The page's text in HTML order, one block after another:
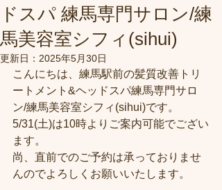
ドスパ 練馬専門サロン/練
馬美容室シフィ(sihui)
更新日： 2025年5月30日
こんにちは、練馬駅前の髪質改善トリ
ートメント&ヘッドスパ練馬専門サロ
ン/練馬美容室シフィ(sihui)です。
5/31(土)は10時よりご案内可能でござい
ます。
尚、直前でのご予約は承っておりませ
んのでよろしくお願いいたします。